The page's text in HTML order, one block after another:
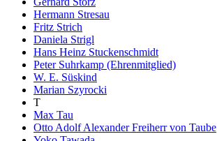
Hermann Stresau
Fritz Strich
Daniela Strigl
Hans Heinz Stuckenschmidt
Peter Suhrkamp (Ehrenmitglied)
W. E. Süskind
Marian Szyrocki
T
Max Tau
Otto Adolf Alexander Freiherr von Taube